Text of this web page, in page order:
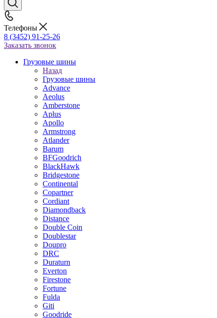
Телефоны
8 (3452) 91-25-26
Заказать звонок
Грузовые шины
Назад
Грузовые шины
Advance
Aeolus
Amberstone
Aplus
Apollo
Armstrong
Atlander
Barum
BFGoodrich
BlackHawk
Bridgestone
Continental
Copartner
Cordiant
Diamondback
Distance
Double Coin
Doublestar
Doupro
DRC
Duraturn
Everton
Firestone
Fortune
Fulda
Giti
Goodride